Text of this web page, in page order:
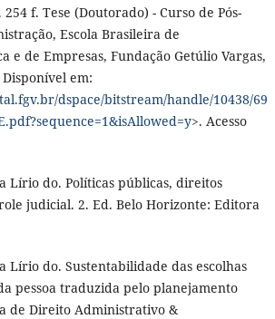
f. Tese (Doutorado) - Curso de Pós-
Escola Brasileira de
e de Empresas, Fundação Getúlio Vargas,
em:
dspace/bitstream/handle/10438/69
>. Acesso
Lírio do. Políticas públicas, direitos
judicial. 2. Ed. Belo Horizonte: Editora
Lírio do. Sustentabilidade das escolhas
pessoa traduzida pelo planejamento
de Direito Administrativo &